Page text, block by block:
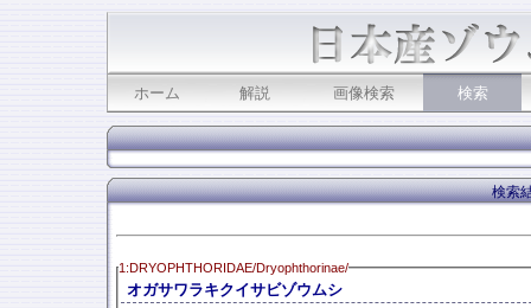
ホーム 解説 画像検索 検索
検索
1:DRYOPHTHORIDAE/Dryophthorinae/
オガサワラキクイサビゾウムシ